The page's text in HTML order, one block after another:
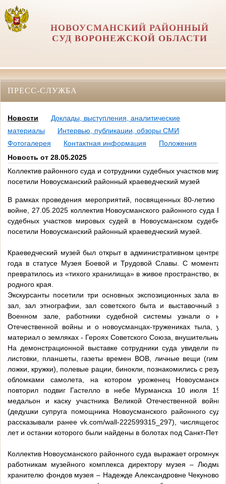
НОВОУСМАНСКИЙ РАЙОННЫЙ
СУД ВОРОНЕЖСКОЙ ОБЛАСТИ
ПРЕСС-СЛУЖБА
Новости
Доклады, выступления, аналитические
материалы
Интервью, публикации, обзоры СМИ
Фотогалерея
Контактная информация
Положения
Новость от 28.05.2025
Коллектив районного суда и сотрудники судебных участков
посетили Новоусманский районный краеведческий музей
В рамках проведения мероприятий, посвященных 80-летию
войне, 27.05.2025 коллектив Новоусманского районного суда
судебных участков мировых судей в Новоусманском
посетили Новоусманский районный краеведческий музей.
Краеведческий музей был открыт в административном
года в статусе Музея Боевой и Трудовой Славы. С момента
превратилось из «тихого хранилища» в живое пространство,
родного края.
Экскурсанты посетили три основных экспозиционных зала
зал, зал этнографии, зал советского быта и выставочный
Военном зале, работники судебной системы узнали о
Отечественной войны и о новоусманцах-тружениках тыла,
материал о земляках - Героях Советского Союза,
На демонстрационной выставке сотрудники суда увидели
листовки, планшеты, газеты времен ВОВ, личные вещи
ложки, кружки), полевые рации, бинокли, познакомились с
обломками самолета, на котором уроженец
повторил подвиг Гастелло в небе Мурманска 10 июля
медальон и каску участника Великой Отечественной
(дедушки супруга помощника Новоусманского районного
рассказывали ранее vk.com/wall-222599315_297),
лет и останки которого были найдены в болотах под Санкт-
Коллектив Новоусманского районного суда выражает огромную
работникам музейного комплекса директору музея –
хранителю фондов музея – Надежде Александровне Чекуновой